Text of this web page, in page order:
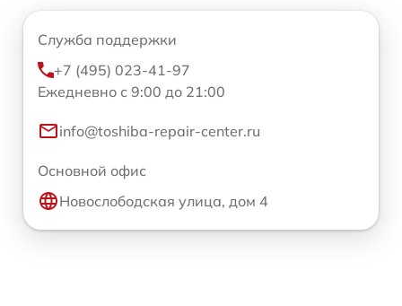
Служба поддержки
+7 (495) 023-41-97
Ежедневно с 9:00 до 21:00
info@toshiba-repair-center.ru
Основной офис
Новослободская улица, дом 4